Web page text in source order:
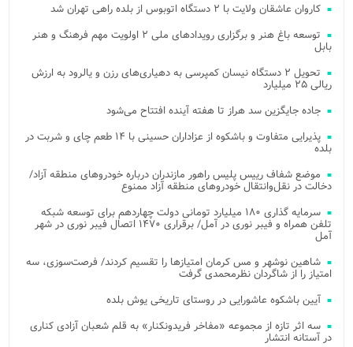
کاروان عاشقان ولایت با ۲ دستگاه اتوبوس از بلده راهی تهران شد
توسعه باغ هنر و برگزاری رویدادهای ملی ۲ اولویت مهم فرهنگ و هنر
بابل
تحویل ۲ دستگاه نیسان کمپرسی به دهیاری‌های رزن و یالرود به ارزش
ریالی ۲۵ میلیارد
جاده جایگزین سد هراز تا هفته آینده افتتاح می‌شود
پذیرایی متفاوت و باشکوه از عزاداران حسینی با ۱۴ طعم چای و شربت در
بلده
موضع شفاف رییس پلیس راهور مازندران درباره خودروهای منطقه آزاد/
دخالت در نقل‌وانتقال خودروهای منطقه آزاد ممنوع
سرمایه گذاری ۱۸۰ میلیارد تومانی دولت چهاردهم برای توسعه شبکه
تلفن همراه و فیبر نوری در آمل/ برقراری ۱۴۷۰ اتصال فیبر نوری در شهر
آمل
شاهین نوشهر و مس کرمان امتیازها را تقسیم کردند/ فرصت‌سوزی، سه
امتیاز را از شاگردان نظرمحمدی گرفت
آیین باشکوه عاشورایی در روستای تاریخی یوش بلده
سه اثر تازه از مجموعه «مفاخر فریدونکنار» به قلم شعبان آزادی کناری
در آستانه انتشار